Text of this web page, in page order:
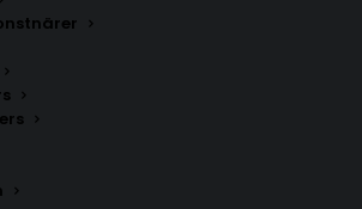
Y – Serif